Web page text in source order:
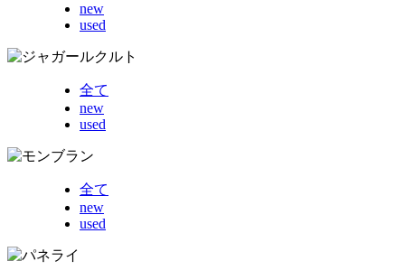
new
used
全て
new
used
全て
new
used